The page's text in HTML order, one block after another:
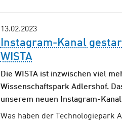
13.02.2023
Instagram-Kanal
WISTA
Die WISTA ist inzwischen viel
Wissenschaftspark Adlershof.
unserem neuen Instagram-
Was haben der Technologiepark